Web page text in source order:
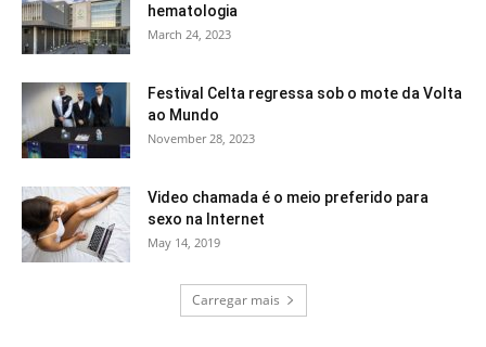
hematologia
March 24, 2023
Festival Celta regressa sob o mote da Volta
ao Mundo
November 28, 2023
Video chamada é o meio preferido para
sexo na Internet
May 14, 2019
Carregar mais